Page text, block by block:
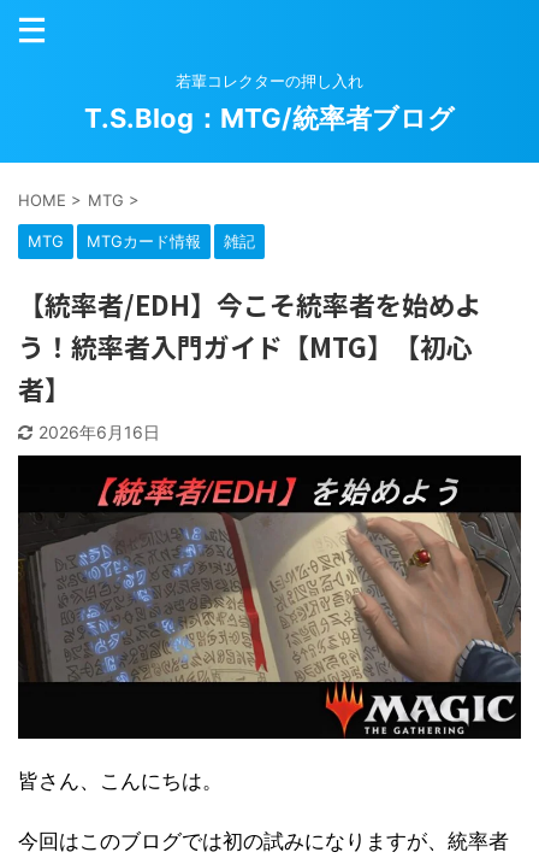
若輩コレクターの押し入れ
T.S.Blog：MTG/統率者ブログ
HOME > MTG >
MTG MTGカード情報 雑記
【統率者/EDH】今こそ統率者を始めよ
う！統率者入門ガイド【MTG】【初心
者】
2026年6月16日
皆さん、こんにちは。
今回はこのブログでは初の試みになりますが、統率者